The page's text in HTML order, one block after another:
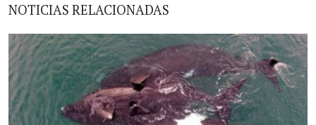
NOTICIAS RELACIONADAS